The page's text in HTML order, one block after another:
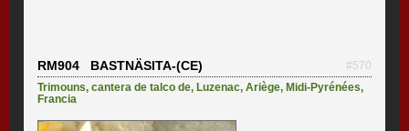
RM904 BASTNÄSITA-(CE)
#570
Trimouns, cantera de talco de, Luzenac,Ariège, Midi-Pyrénées,
Francia